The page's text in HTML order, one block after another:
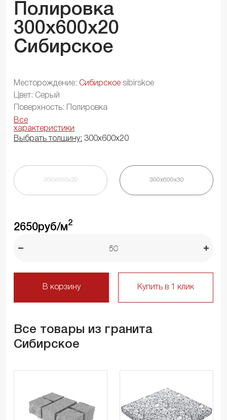
Полировка
300x600x20
Сибирское
Месторождение: Сибирское sibirskoe
Цвет: Серый
Поверхность: Полировка
Все
характеристики
Выбрать толщину: 300х600х20
300х600х20 300х600х30
2650руб/м2
В корзину Купить в 1 клик
Все товары из гранита
Сибирское